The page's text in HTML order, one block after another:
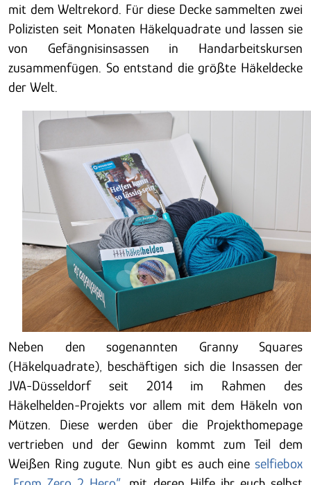
mit dem Weltrekord. Für diese Decke sammelten zwei
Polizisten seit Monaten Häkelquadrate und lassen sie
von Gefängnisinsassen in Handarbeitskursen
zusammenfügen. So entstand die größte Häkeldecke
der Welt.
Neben den sogenannten Granny Squares
(Häkelquadrate), beschäftigen sich die Insassen der
JVA-Düsseldorf seit 2014 im Rahmen des
Häkelhelden-Projekts vor allem mit dem Häkeln von
Mützen. Diese werden über die Projekthomepage
vertrieben und der Gewinn kommt zum Teil dem
Weißen Ring zugute. Nun gibt es auch eine selfiebox